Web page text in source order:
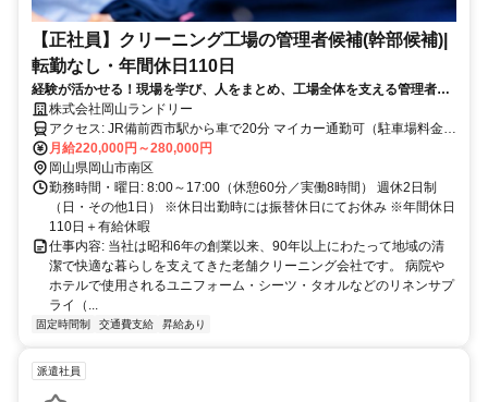
【正社員】クリーニング工場の管理者候補(幹部候補)|
転勤なし・年間休日110日
経験が活かせる！現場を学び、人をまとめ、工場全体を支える管理者候
補を募集。人物重視で将来の幹部を育成します。
株式会社岡山ランドリー
アクセス: JR備前西市駅から車で20分 マイカー通勤可（駐車場料金
2,000円／月）
月給220,000円～280,000円
岡山県岡山市南区
勤務時間・曜日: 8:00～17:00（休憩60分／実働8時間） 週休2日制
（日・その他1日） ※休日出勤時には振替休日にてお休み ※年間休日
110日＋有給休暇
仕事内容: 当社は昭和6年の創業以来、90年以上にわたって地域の清
潔で快適な暮らしを支えてきた老舗クリーニング会社です。 病院や
ホテルで使用されるユニフォーム・シーツ・タオルなどのリネンサプ
ライ（...
固定時間制 交通費支給 昇給あり
派遣社員